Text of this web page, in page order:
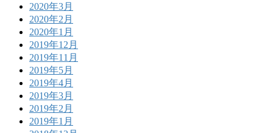
2020年3月
2020年2月
2020年1月
2019年12月
2019年11月
2019年5月
2019年4月
2019年3月
2019年2月
2019年1月